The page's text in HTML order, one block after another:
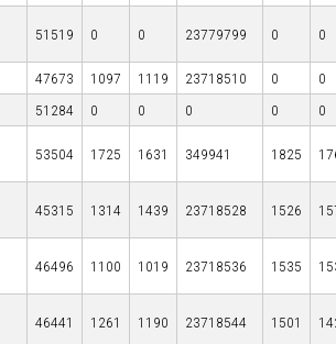
51519 0 0 23779799 0 0
47673 1097 1119 23718510 0
0
51284 0 0 0 0
0
53504 1725 1631 349941 1825
45315 1314 1439 23718528 1526
46496 1100 1019 23718536 1535
46441 1261 1190 23718544 1501